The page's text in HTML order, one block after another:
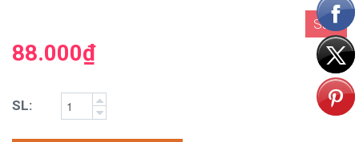
Sale
88.000₫
SL: